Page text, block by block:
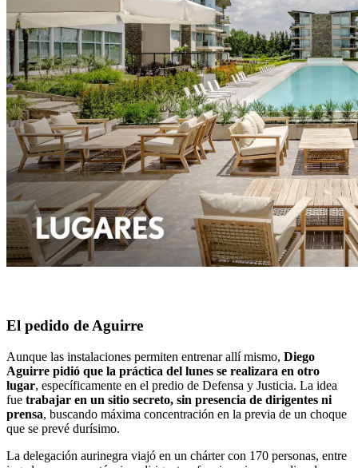
El pedido de Aguirre
Aunque las instalaciones permiten entrenar allí mismo, Diego
Aguirre pidió que la práctica del lunes se realizara en otro
lugar, específicamente en el predio de Defensa y Justicia. La idea
fue trabajar en un sitio secreto, sin presencia de dirigentes ni
prensa, buscando máxima concentración en la previa de un choque
que se prevé durísimo.
La delegación aurinegra viajó en un chárter con 170 personas, entre